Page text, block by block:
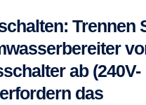
Trennen
ab (240V-
das